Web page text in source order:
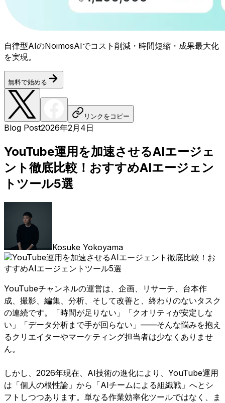
自律型AIのNoimosAIでコスト削減・時間短縮・成果最大化
を実現。
無料で始める
リンクをコピー
Blog Post2026年2月4日
YouTube運用を加速させるAIエージェ
ント徹底比較！おすすめAIエージェン
トツール5選
Kosuke Yokoyama
YouTubeチャンネルの運営は、企画、リサーチ、台本作
成、撮影、編集、分析、そして改善と、終わりのないタスク
の連続です。「時間が足りない」「クオリティが安定しな
い」「データ分析まで手が回らない」——そんな悩みを抱え
るクリエイターやマーケティング担当者は少なくありませ
ん。
しかし、2026年現在、AI技術の進化により、YouTube運用
は「個人の根性論」から「AIチームによる組織戦」へとシ
フトしつつあります。単なる作業効率化ツールではなく、ま